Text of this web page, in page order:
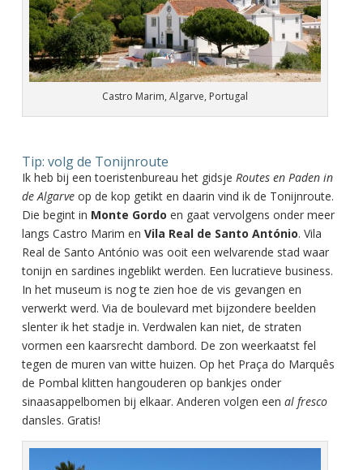
Castro Marim, Algarve, Portugal
Tip: volg de Tonijnroute
Ik heb bij een toeristenbureau het gidsje Routes en Paden in
de Algarveop de kop getikt en daarin vind ik de Tonijnroute.
Die begint in Monte Gordo en gaat vervolgens onder meer
langs Castro Marim en Vila Real de Santo António. Vila
Real de Santo António was ooit een welvarende stad waar
tonijn en sardines ingeblikt werden. Een lucratieve business.
In het museum is nog te zien hoe de vis gevangen en
verwerkt werd. Via de boulevard met bijzondere beelden
slenter ik het stadje in. Verdwalen kan niet, de straten
vormen een kaarsrecht dambord. De zon weerkaatst fel
tegen de muren van witte huizen. Op het Praça do Marquês
de Pombal klitten hangouderen op bankjes onder
sinaasappelbomen bij elkaar. Anderen volgen een al fresco
dansles. Gratis!